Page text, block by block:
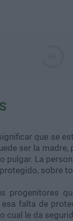
que se
ser la
pulgar. La
sobre
progenitores
esa falta de
cual le da